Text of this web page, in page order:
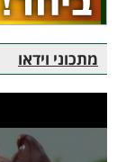
מתכוני וידאו